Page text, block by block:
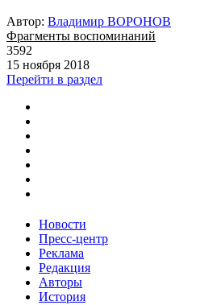
Автор: Владимир ВОРОНОВ
Фрагменты воспоминаний
3592
15 ноября 2018
Перейти в раздел
Новости
Пресс-центр
Реклама
Редакция
Авторы
История